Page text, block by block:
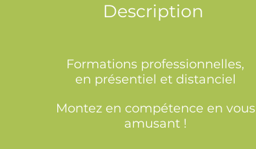
Description
Formations professionnelles,
en présentiel et distanciel
Montez en compétence en vous
amusant !